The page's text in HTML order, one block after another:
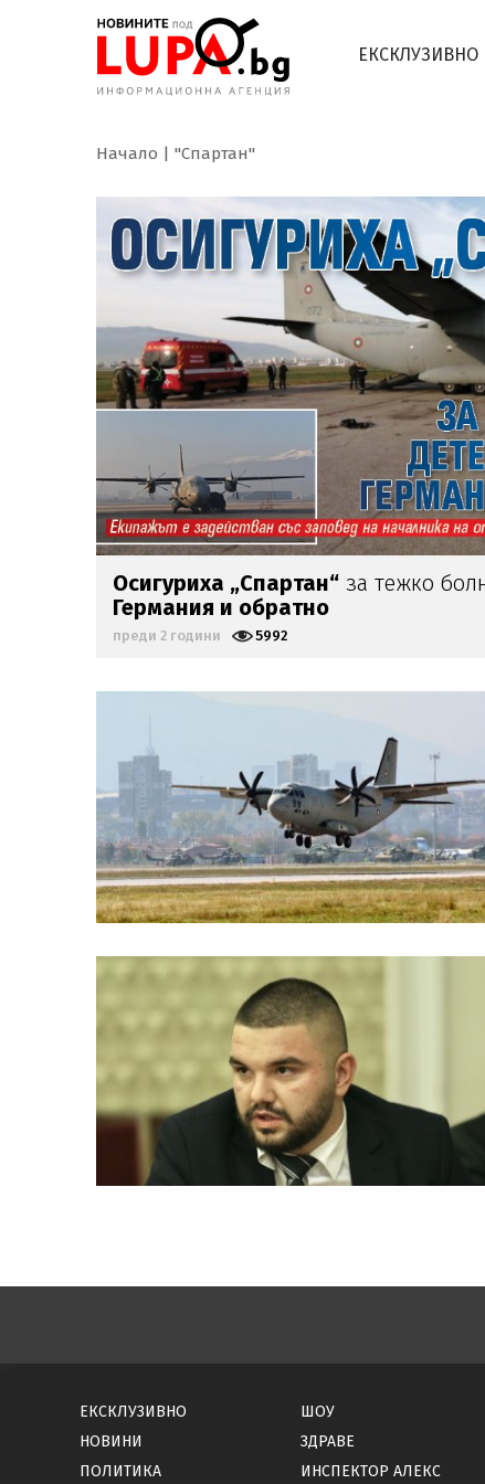
ЕКСКЛУЗИВНО
Начало "Спартан"
Осигуриха „Спартан“ за тежко
Германия и обратно
преди 2 години 5992
ЕКСКЛУЗИВНО
НОВИНИ
ПОЛИТИКА
ШОУ
ЗДРАВЕ
ИНСПЕКТОР АЛЕКС